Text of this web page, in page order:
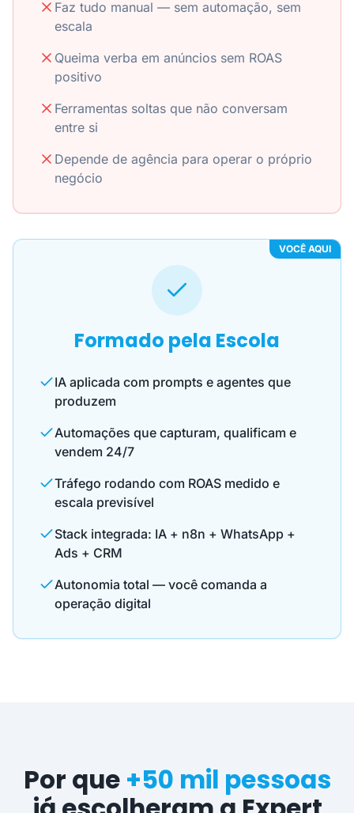
Faz tudo manual — sem automação, sem
escala
Queima verba em anúncios sem ROAS
positivo
Ferramentas soltas que não conversam
entre si
Depende de agência para operar o próprio
negócio
VOCÊ AQUI
Formado pela Escola
IA aplicada com prompts e agentes que
produzem
Automações que capturam, qualificam e
vendem 24/7
Tráfego rodando com ROAS medido e
escala previsível
Stack integrada: IA + n8n + WhatsApp +
Ads + CRM
Autonomia total — você comanda a
operação digital
Por que +50 mil pessoas